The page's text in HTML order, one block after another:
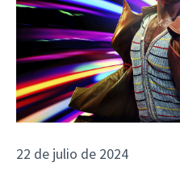
22 de julio de 2024